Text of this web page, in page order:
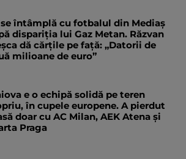
se întâmplă cu fotbalul din Mediaș
dispariția lui Gaz Metan. Răzvan
dă cărțile pe față: „Datorii de
milioane de euro”
e o echipă solidă pe teren
în cupele europene. A pierdut
doar cu AC Milan, AEK Atena și
Praga